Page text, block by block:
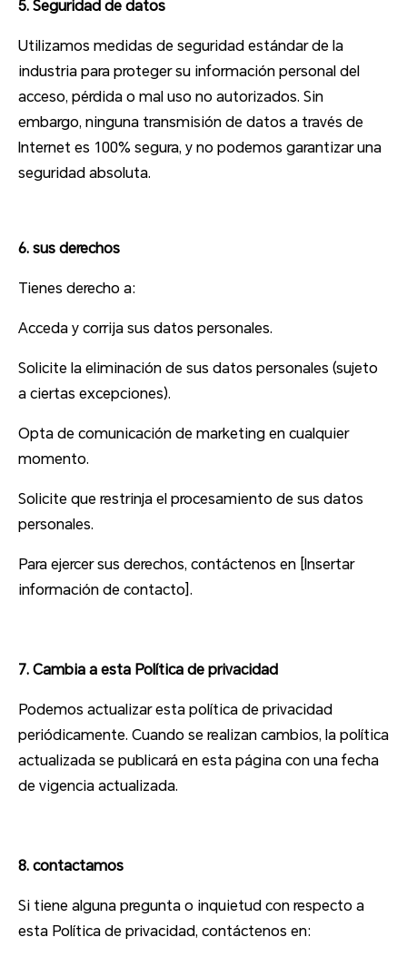
5. Seguridad de datos
Utilizamos medidas de seguridad estándar de la
industria para proteger su información personal del
acceso, pérdida o mal uso no autorizados. Sin
embargo, ninguna transmisión de datos a través de
Internet es 100% segura, y no podemos garantizar una
seguridad absoluta.
6. sus derechos
Tienes derecho a:
Acceda y corrija sus datos personales.
Solicite la eliminación de sus datos personales (sujeto
a ciertas excepciones).
Opta de comunicación de marketing en cualquier
momento.
Solicite que restrinja el procesamiento de sus datos
personales.
Para ejercer sus derechos, contáctenos en [Insertar
información de contacto].
7. Cambia a esta Política de privacidad
Podemos actualizar esta política de privacidad
periódicamente. Cuando se realizan cambios, la política
actualizada se publicará en esta página con una fecha
de vigencia actualizada.
8. contactamos
Si tiene alguna pregunta o inquietud con respecto a
esta Política de privacidad, contáctenos en: